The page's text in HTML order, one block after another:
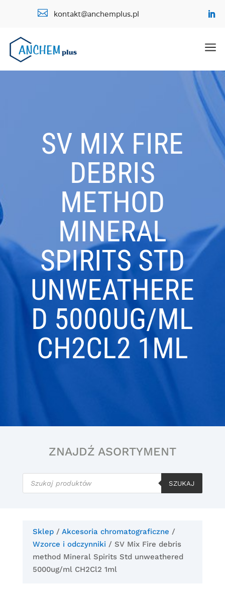
 kontakt@anchemplus.pl
a
SV MIX FIRE
DEBRIS
METHOD
MINERAL
SPIRITS STD
UNWEATHERE
D 5000UG/ML
CH2CL2 1ML
ZNAJDŹ ASORTYMENT
Wyszukiwarka
produktów
SZUKAJ
Sklep/ Akcesoria chromatograficzne /
Wzorce i odczynniki / SV Mix Fire debris
method Mineral Spirits Std unweathered
5000ug/ml CH2Cl2 1ml